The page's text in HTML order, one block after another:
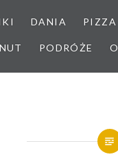
DANIA PIZZA
PODRÓŻE